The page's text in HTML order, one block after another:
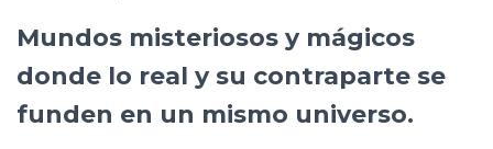
Mundos misteriosos y mágicos
donde lo real y su contraparte se
funden en un mismo universo.